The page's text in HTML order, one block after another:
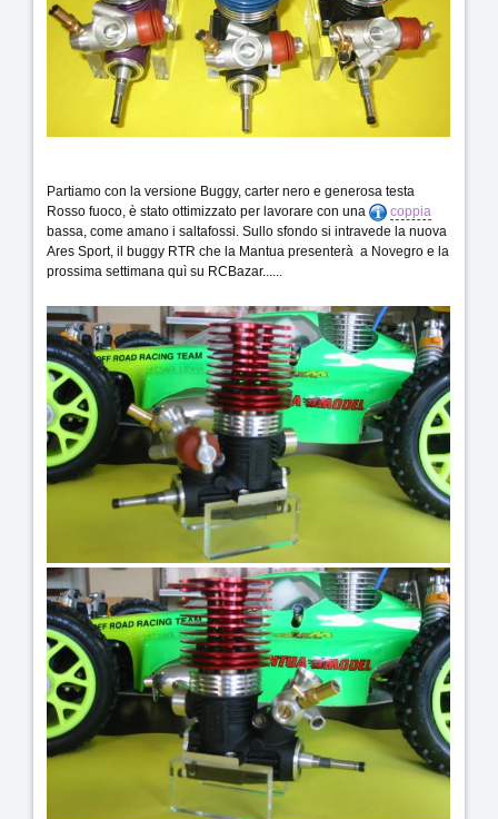
Partiamo con la versione Buggy, carter nero e generosa testa
Rosso fuoco, è stato ottimizzato per lavorare con una
coppia
bassa, come amano i saltafossi. Sullo sfondo si intravede la nuova
Ares Sport, il buggy RTR che la Mantua presenterà a Novegro e la
prossima settimana quì su RCBazar......